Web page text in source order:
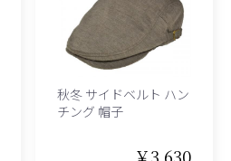
秋冬 サイドベルト ハン
チング 帽子
￥3,630